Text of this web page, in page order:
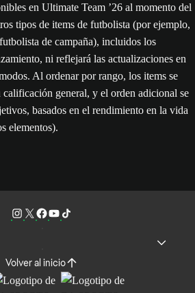
en Ultimate Team ’26 al momento del
tipos de items de futbolista (por ejemplo,
de campaña), incluidos los
ni reflejará las actualizaciones en
Al ordenar por rango, los items se
general, y el orden adicional se
basados en el rendimiento en la vida
elementos).
Volver al inicio